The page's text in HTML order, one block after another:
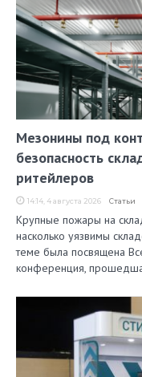
Мезонины под
безопасность
ритейлеров
14:14, 4 августа 2026 Статьи
Крупные пожары на
насколько уязвимы
теме была посвящена
конференция,